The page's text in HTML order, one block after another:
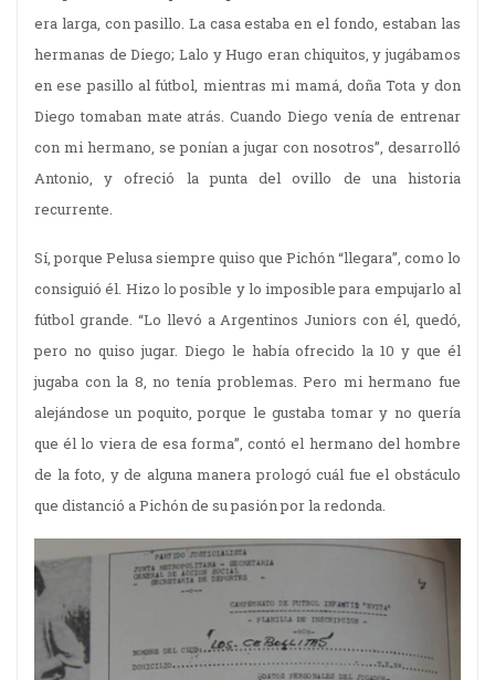
era larga, con pasillo. La casa estaba en el fondo, estaban las
hermanas de Diego; Lalo y Hugo eran chiquitos, y jugábamos
en ese pasillo al fútbol, mientras mi mamá, doña Tota y don
Diego tomaban mate atrás. Cuando Diego venía de entrenar
con mi hermano, se ponían a jugar con nosotros”, desarrolló
Antonio, y ofreció la punta del ovillo de una historia
recurrente.
Sí, porque Pelusa siempre quiso que Pichón “llegara”, como lo
consiguió él. Hizo lo posible y lo imposible para empujarlo al
fútbol grande. “Lo llevó a Argentinos Juniors con él, quedó,
pero no quiso jugar. Diego le había ofrecido la 10 y que él
jugaba con la 8, no tenía problemas. Pero mi hermano fue
alejándose un poquito, porque le gustaba tomar y no quería
que él lo viera de esa forma”, contó el hermano del hombre
de la foto, y de alguna manera prologó cuál fue el obstáculo
que distanció a Pichón de su pasión por la redonda.